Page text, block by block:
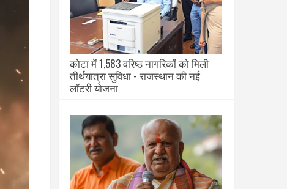
कोटा में 1,583 वरिष्ठ नागरिकों को मिली
तीर्थयात्रा सुविधा - राजस्थान की नई
लॉटरी योजना